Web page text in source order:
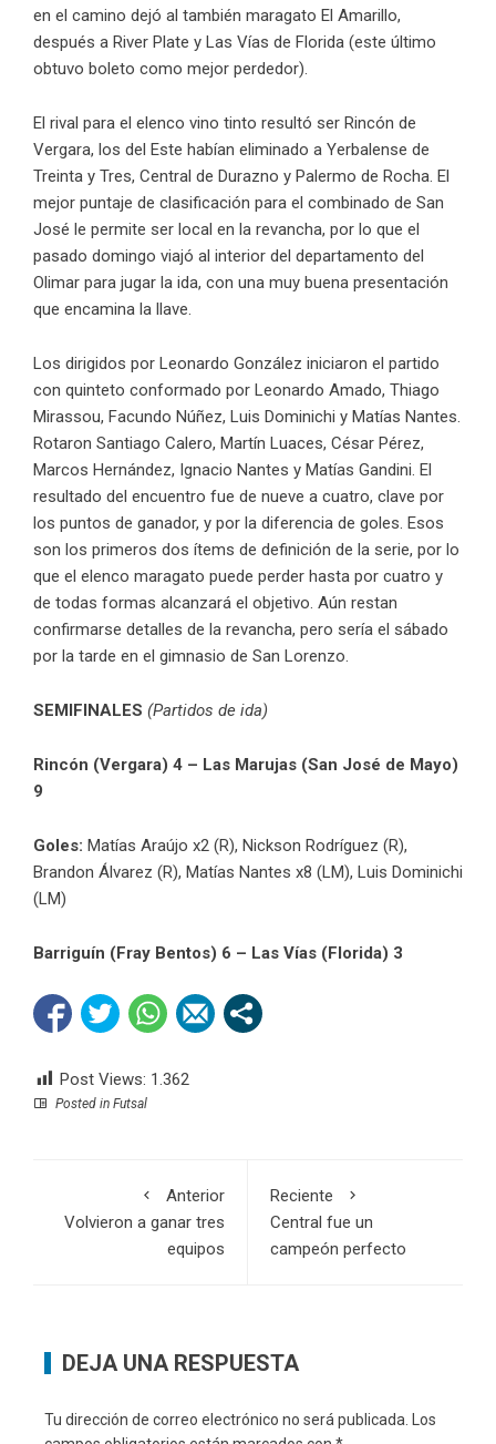
en el camino dejó al también maragato El Amarillo,
después a River Plate y Las Vías de Florida (este último
obtuvo boleto como mejor perdedor).
El rival para el elenco vino tinto resultó ser Rincón de
Vergara, los del Este habían eliminado a Yerbalense de
Treinta y Tres, Central de Durazno y Palermo de Rocha. El
mejor puntaje de clasificación para el combinado de San
José le permite ser local en la revancha, por lo que el
pasado domingo viajó al interior del departamento del
Olimar para jugar la ida, con una muy buena presentación
que encamina la llave.
Los dirigidos por Leonardo González iniciaron el partido
con quinteto conformado por Leonardo Amado, Thiago
Mirassou, Facundo Núñez, Luis Dominichi y Matías Nantes.
Rotaron Santiago Calero, Martín Luaces, César Pérez,
Marcos Hernández, Ignacio Nantes y Matías Gandini. El
resultado del encuentro fue de nueve a cuatro, clave por
los puntos de ganador, y por la diferencia de goles. Esos
son los primeros dos ítems de definición de la serie, por lo
que el elenco maragato puede perder hasta por cuatro y
de todas formas alcanzará el objetivo. Aún restan
confirmarse detalles de la revancha, pero sería el sábado
por la tarde en el gimnasio de San Lorenzo.
SEMIFINALES (Partidos de ida)
Rincón (Vergara) 4 – Las Marujas (San José de Mayo)
9
Goles: Matías Araújo x2 (R), Nickson Rodríguez (R),
Brandon Álvarez (R), Matías Nantes x8 (LM), Luis Dominichi
(LM)
Barriguín (Fray Bentos) 6 – Las Vías (Florida) 3
Post Views: 1.362
Posted in Futsal
Anterior
Volvieron a ganar tres
equipos
Reciente
Central fue un
campeón perfecto
DEJA UNA RESPUESTA
Tu dirección de correo electrónico no será publicada.
Los